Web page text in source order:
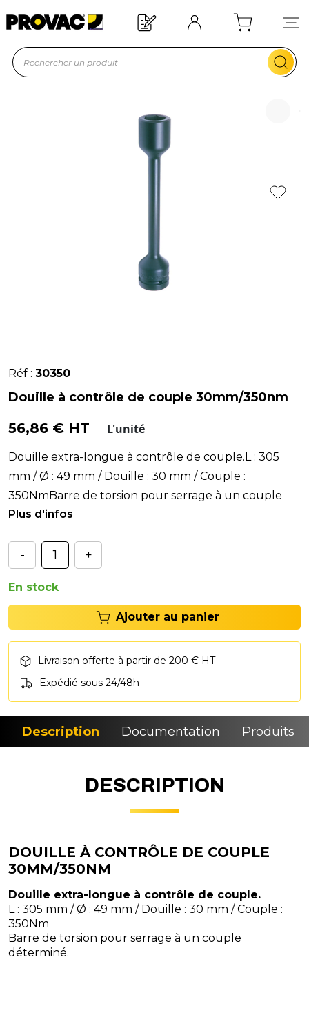
Offre de bienvenue : 20€ offerts !
En savoir plus
Réf : 30350
Douille à contrôle de couple 30mm/350nm
56,86 € HT L'unité
Douille extra-longue à contrôle de couple.L : 305
mm / Ø : 49 mm / Douille : 30 mm / Couple :
350NmBarre de torsion pour serrage à un couple
déterminé
- +
En stock
Ajouter au panier
Livraison offerte à partir de 200 € HT
Expédié sous 24/48h
Description Documentation Produits
DESCRIPTION
DOUILLE À CONTRÔLE DE COUPLE
30MM/350NM
Douille extra-longue à contrôle de couple.
L : 305 mm / Ø : 49 mm / Douille : 30 mm / Couple :
350Nm
Barre de torsion pour serrage à un couple
déterminé.